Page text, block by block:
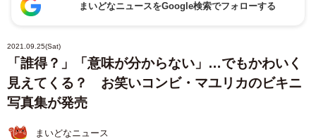
まいどなニュースをGoogle検索でフォローする
2021.09.25(Sat)
「誰得？」「意味が分からない」…でもかわいく
見えてくる？ お笑いコンビ・マユリカのビキニ
写真集が発売
まいどなニュース